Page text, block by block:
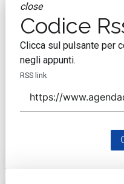
close
Codice
Clicca sul pulsante per
negli appunti.
RSS link